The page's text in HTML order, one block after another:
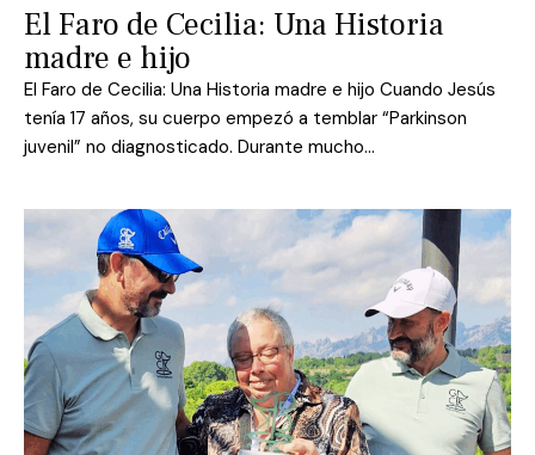
El Faro de Cecilia: Una Historia
madre e hijo
El Faro de Cecilia: Una Historia madre e hijo Cuando Jesús
tenía 17 años, su cuerpo empezó a temblar “Parkinson
juvenil” no diagnosticado. Durante mucho…